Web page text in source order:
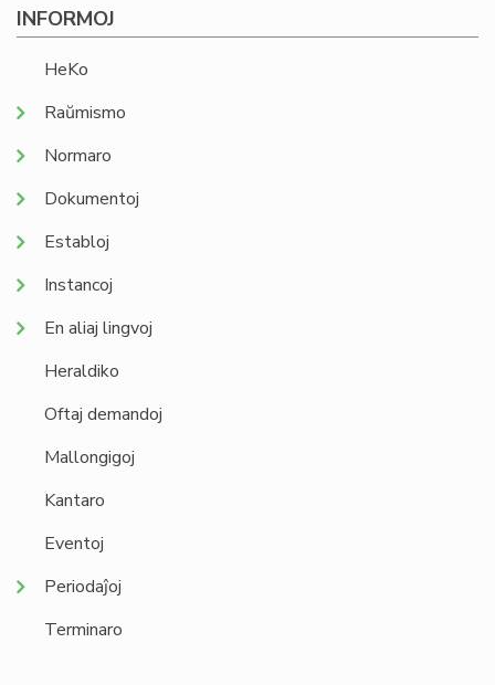
INFORMOJ
HeKo
Raŭmismo
Normaro
Dokumentoj
Establoj
Instancoj
En aliaj lingvoj
Heraldiko
Oftaj demandoj
Mallongigoj
Kantaro
Eventoj
Periodaĵoj
Terminaro